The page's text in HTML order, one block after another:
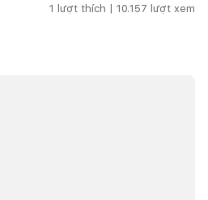
1 lượt thích | 10.157 lượt xem